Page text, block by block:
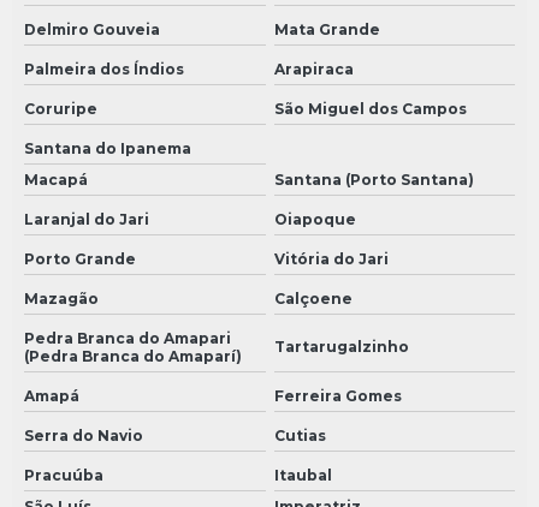
Delmiro Gouveia Mata Grande
Palmeira dos Índios Arapiraca
Coruripe São Miguel dos Campos
Santana do Ipanema
Macapá
Santana (Porto Santana)
Laranjal do Jari Oiapoque
Porto Grande Vitória do Jari
Mazagão Calçoene
Pedra Branca do Amapari
(Pedra Branca do Amaparí)
Tartarugalzinho
Amapá Ferreira Gomes
Serra do Navio Cutias
Pracuúba
Itaubal